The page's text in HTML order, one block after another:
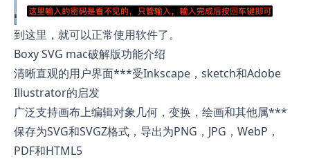
到这里，就可以正常使用软件了。
Boxy SVG mac破解版功能介绍
清晰直观的用户界面***受Inkscape，sketch和Adobe
Illustrator的启发
广泛支持画布上编辑对象几何，变换，绘画和其他属***
保存为SVG和SVGZ格式，导出为PNG，JPG，WebP，
PDF和HTML5